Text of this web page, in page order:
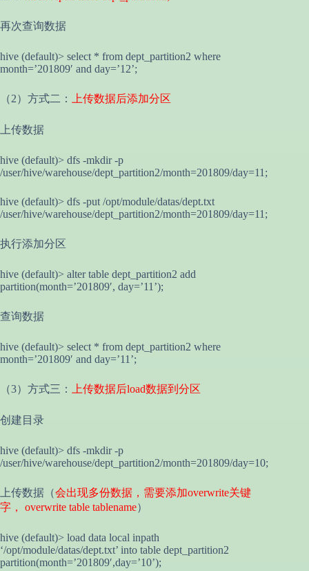
再次查询数据
hive (default)> select * from dept_partition2 where
month=’201809′ and day=’12’;
（2）方式二： 上传数据后添加分区
上传数据
hive (default)> dfs -mkdir -p
/user/hive/warehouse/dept_partition2/month=201809/day=11;
hive (default)> dfs -put /opt/module/datas/dept.txt
/user/hive/warehouse/dept_partition2/month=201809/day=11;
执行添加分区
hive (default)> alter table dept_partition2 add
partition(month=’201809′, day=’11’);
查询数据
hive (default)> select * from dept_partition2 where
month=’201809′ and day=’11’;
（3）方式三： 上传数据后load数据到分区
创建目录
hive (default)> dfs -mkdir -p
/user/hive/warehouse/dept_partition2/month=201809/day=10;
上传数据（会出现多份数据，需要添加overwrite关键
字， overwrite table tablename）
hive (default)> load data local inpath
‘/opt/module/datas/dept.txt’ into table dept_partition2
partition(month=’201809′,day=’10’);